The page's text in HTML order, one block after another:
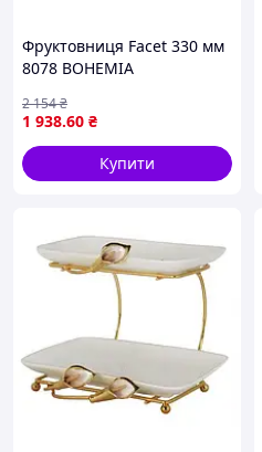
Фруктовниця Facet 330 мм
8078 BOHEMIA
1 938.60 ₴
2 154₴
Купити